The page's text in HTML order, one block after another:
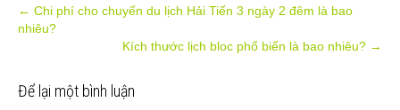
Post
navigation
← Chi phí cho chuyến du lịch Hải Tiến 3 ngày 2 đêm là bao
nhiêu?
Kích thước lịch bloc phổ biến là bao nhiêu? →
Để lại một bình luận